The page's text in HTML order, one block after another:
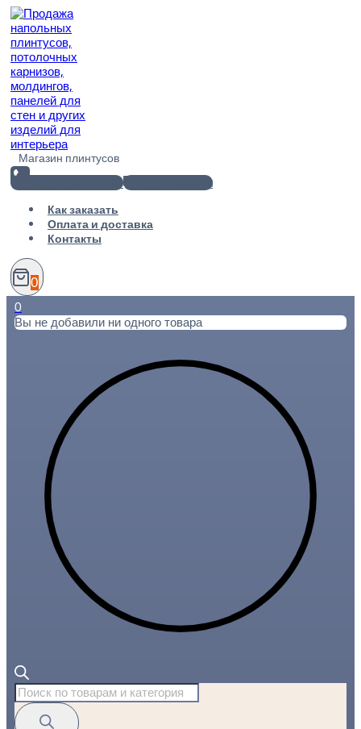
Перейти
содержимому
Магазин плинтусов
+7(812) 920-02-38
info@101metr.ru
Как заказать
Оплата и доставка
Контакты
0
0
Вы не добавили ни одного товара
Поиск
товаров